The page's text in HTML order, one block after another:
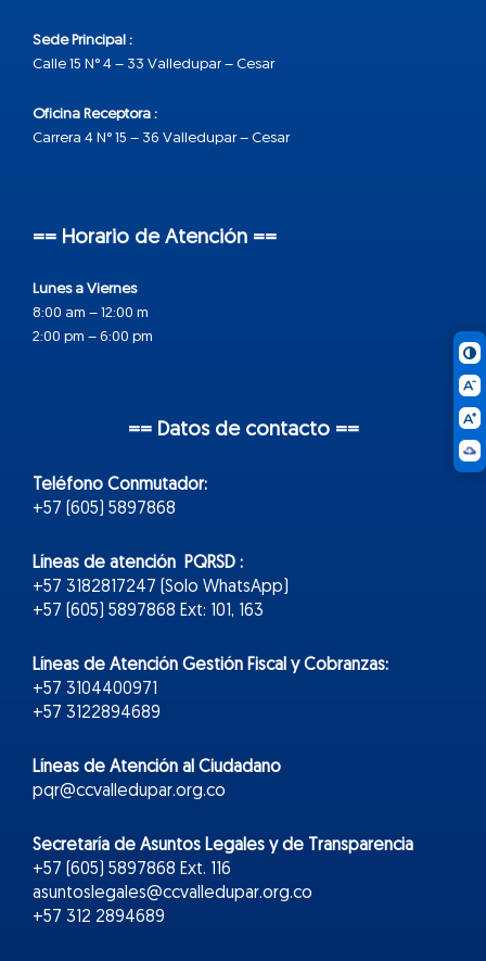
Sede Principal :
Calle 15 N° 4 – 33 Valledupar – Cesar
Oficina Receptora :
Carrera 4 N° 15 – 36 Valledupar – Cesar
== Horario de Atención ==
Lunes a Viernes
8:00 am – 12:00 m
2:00 pm – 6:00 pm
== Datos de contacto ==
Teléfono Conmutador:
+57 (605) 5897868
Líneas de atención PQRSD :
+57 3182817247 (Solo WhatsApp)
+57 (605) 5897868 Ext: 101, 163
Líneas de Atención Gestión Fiscal y Cobranzas:
+57 3104400971
+57 3122894689
Líneas de Atención al Ciudadano
pqr@ccvalledupar.org.co
Secretaría de Asuntos Legales y de Transparencia
+57 (605) 5897868 Ext. 116
asuntoslegales@ccvalledupar.org.co
+57 312 2894689